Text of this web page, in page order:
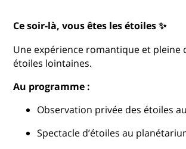
Ce soir-là, vous êtes les étoiles ✨
Une expérience romantique et
étoiles lointaines.
Au programme :
Observation privée des étoiles
Spectacle d’étoiles au